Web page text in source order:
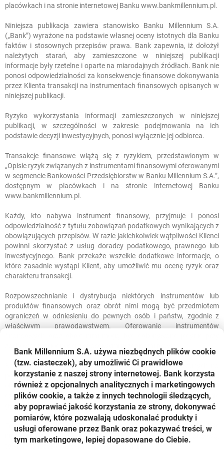
placówkach i na stronie internetowej Banku www.bankmillennium.pl.
Niniejsza publikacja zawiera stanowisko Banku Millennium S.A.
(„Bank”) wyrażone na podstawie własnej oceny istotnych dla Banku
faktów i stosownych przepisów prawa. Bank zapewnia, iż dołożył
należytych starań, aby zamieszczone w niniejszej publikacji
informacje były rzetelne i oparte na miarodajnych źródłach. Bank nie
ponosi odpowiedzialności za konsekwencje finansowe dokonywania
przez Klienta transakcji na instrumentach finansowych opisanych w
niniejszej publikacji.
Ryzyko wykorzystania informacji zamieszczonych w niniejszej
publikacji, w szczególności w zakresie podejmowania na ich
podstawie decyzji inwestycyjnych, ponosi wyłącznie jej odbiorca.
Transakcje finansowe wiążą się z ryzykiem, przedstawionym w
„Opisie ryzyk związanych z instrumentami finansowymi oferowanymi
w segmencie Bankowości Przedsiębiorstw w Banku Millennium S.A.”,
dostępnym w placówkach i na stronie internetowej Banku
www.bankmillennium.pl.
Każdy, kto nabywa instrument finansowy, przyjmuje i ponosi
odpowiedzialność z tytułu zobowiązań podatkowych wynikających z
obowiązujących przepisów. W razie jakichkolwiek wątpliwości Klienci
powinni skorzystać z usług doradcy podatkowego, prawnego lub
inwestycyjnego. Bank przekaże wszelkie dodatkowe informacje, o
które zasadnie wystąpi Klient, aby umożliwić mu ocenę ryzyk oraz
charakteru transakcji.
Rozpowszechnianie i dystrybucja niektórych instrumentów lub
produktów finansowych oraz obrót nimi mogą być przedmiotem
ograniczeń w odniesieniu do pewnych osób i państw, zgodnie z
właściwym prawodawstwem. Oferowanie instrumentów
Bank zastrzega, że należności Klienta wynikające z zawartych na
podstawie odpowiednich regulaminów transakcji nie są środkami
objętymi ochroną gwarancyjną w rozumieniu Ustawy z dnia 10
czerwca 2016 r. o Bankowym Funduszu Gwarancyjnym, systemie
gwarantowania depozytów oraz przymusowej restrukturyzacji.
Transakcja, o której mowa w niniejszej publikacji, może być
niezgodna z Twoimi: wiedzą, doświadczeniem, sytuacją finansową,
tolerancją ryzyka lub celami inwestycyjnymi.
Bank Millennium S.A. używa niezbędnych plików cookie
(tzw. ciasteczek), aby umożliwić Ci prawidłowe
korzystanie z naszej strony internetowej. Bank korzysta
również z opcjonalnych analitycznych i marketingowych
plików cookie, a także z innych technologii śledzących,
aby poprawiać jakość korzystania ze strony, dokonywać
pomiarów, które pozwalają udoskonalać produkty i
usługi oferowane przez Bank oraz pokazywać treści, w
tym marketingowe, lepiej dopasowane do Ciebie.